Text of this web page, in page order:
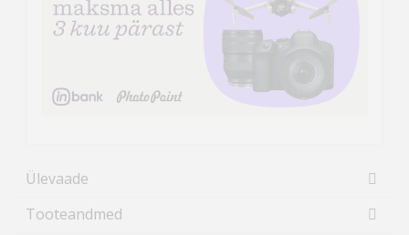
Ülevaade
Tooteandmed